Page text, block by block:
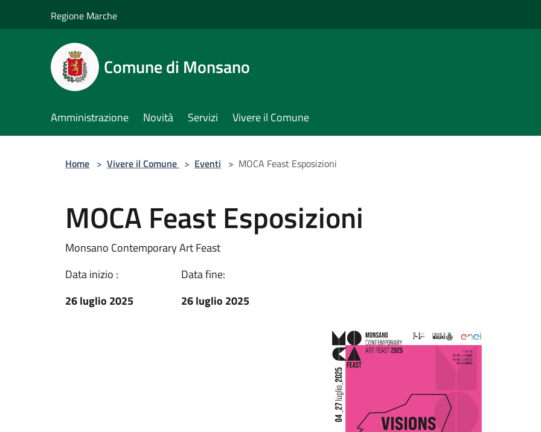
Regione Marche
Comune di Monsano
Amministrazione Novità Servizi Vivere il Comune
Home > Vivere il Comune > Eventi > MOCA Feast Esposizioni
MOCA Feast Esposizioni
Monsano Contemporary Art Feast
Data inizio :
26 luglio 2025
Data fine:
26 luglio 2025